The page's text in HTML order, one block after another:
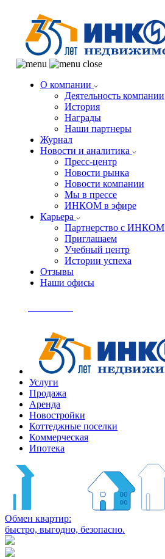
О компании
Деятельность компании
История
Награды
Наши партнеры
Журнал
Новости и аналитика
Пресс-центр
Новости рынка
Новости компании
Мы в прессе
ИНКОМ в эфире
Карьера
Партнерство с ИНКОМ
Приглашаем
Учебный центр
Истории успеха
Отзывы
Наши офисы
Услуги
Продажа
Аренда
Новостройки
Коттеджные поселки
Коммерческая
Ипотека
Обмен квартир:
быстро, выгодно, безопасно.